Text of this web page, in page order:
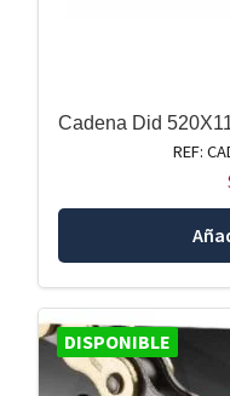
Cadena Did
REF:
DISPONIBLE